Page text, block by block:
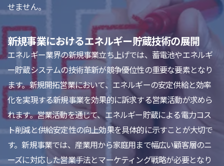
せません。
新規事業におけるエネルギー貯蔵技術の展開
エネルギー業界の新規事業立ち上げでは、蓄電池やエネルギ
ー貯蔵システムの技術革新が競争優位性の重要な要素となり
ます。新規開拓営業において、エネルギーの安定供給と効率
化を実現する新規事業を効果的に訴求する営業活動が求めら
れます。営業活動を通じて、エネルギー貯蔵による電力コス
ト削減と供給安定性の向上効果を具体的に示すことが大切で
す。新規事業では、産業用から家庭用まで幅広い顧客層のニ
ーズに対応した営業手法とマーケティング戦略が必要となり